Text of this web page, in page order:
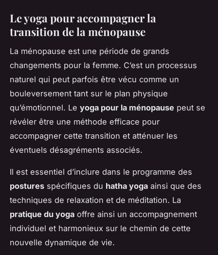
Le yoga pour accompagner la
transition de la ménopause
La ménopause est une période de grands
changements pour la femme. C’est un processus
naturel qui peut parfois être vécu comme un
bouleversement tant sur le plan physique
qu’émotionnel. Le yoga pour la ménopause peut se
révéler être une méthode efficace pour
accompagner cette transition et atténuer les
éventuels désagréments associés.
Il est essentiel d’inclure dans le programme des
postures spécifiques du hatha yoga ainsi que des
techniques de relaxation et de méditation. La
pratique du yoga offre ainsi un accompagnement
individuel et harmonieux sur le chemin de cette
nouvelle dynamique de vie.